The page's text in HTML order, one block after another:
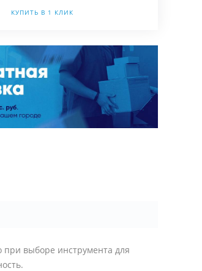
КУПИТЬ В 1 КЛИК
при выборе инструмента для